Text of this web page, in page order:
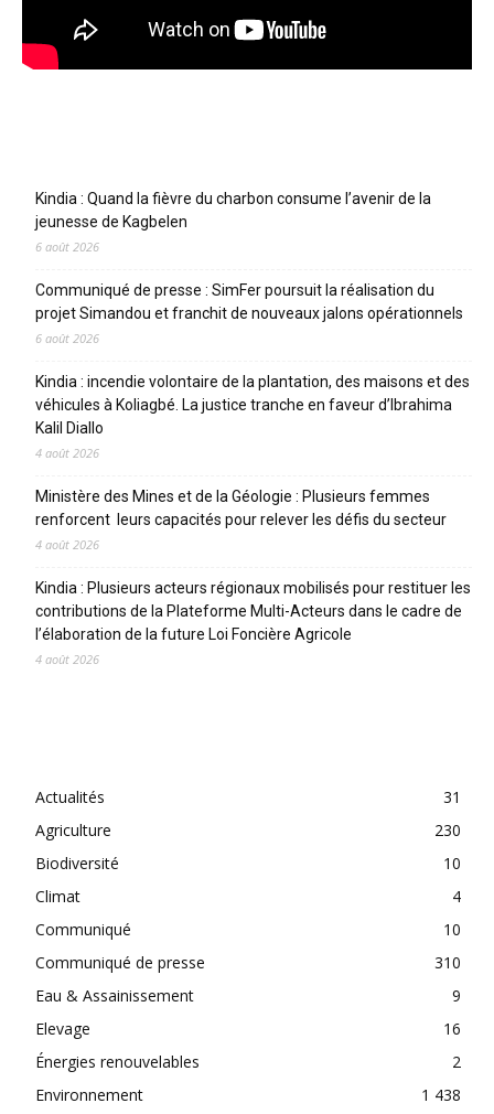
Kindia : Quand la fièvre du charbon consume l’avenir de la
jeunesse de Kagbelen
6 août 2026
Communiqué de presse : SimFer poursuit la réalisation du
projet Simandou et franchit de nouveaux jalons opérationnels
6 août 2026
Kindia : incendie volontaire de la plantation, des maisons et des
véhicules à Koliagbé. La justice tranche en faveur d’Ibrahima
Kalil Diallo
4 août 2026
Ministère des Mines et de la Géologie : Plusieurs femmes
renforcent leurs capacités pour relever les défis du secteur
4 août 2026
Kindia : Plusieurs acteurs régionaux mobilisés pour restituer les
contributions de la Plateforme Multi-Acteurs dans le cadre de
l’élaboration de la future Loi Foncière Agricole
4 août 2026
Actualités
31
Agriculture
230
Biodiversité
10
Climat
4
Communiqué
10
Communiqué de presse
310
Eau & Assainissement
9
Elevage
16
Énergies renouvelables
2
Environnement
1 438